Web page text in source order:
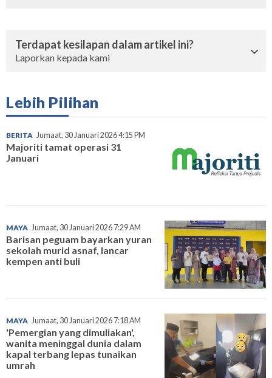
Terdapat kesilapan dalam artikel ini?
Laporkan kepada kami
Lebih Pilihan
BERITA Jumaat, 30 Januari 2026 4:15 PM
Majoriti tamat operasi 31
Januari
MAYA Jumaat, 30 Januari 2026 7:29 AM
Barisan peguam bayarkan yuran
sekolah murid asnaf, lancar
kempen anti buli
MAYA Jumaat, 30 Januari 2026 7:18 AM
'Pemergian yang dimuliakan',
wanita meninggal dunia dalam
kapal terbang lepas tunaikan
umrah